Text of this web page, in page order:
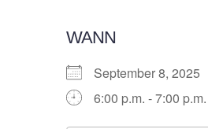
WANN
September 8, 2025
6:00 p.m. - 7:00 p.m.